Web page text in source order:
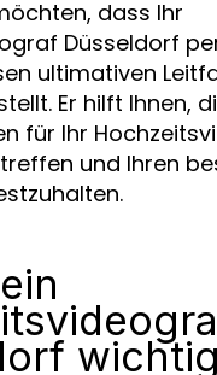
dass Ihr
Düsseldorf
ultimativen
Er hilft Ihnen,
für Ihr
und Ihren